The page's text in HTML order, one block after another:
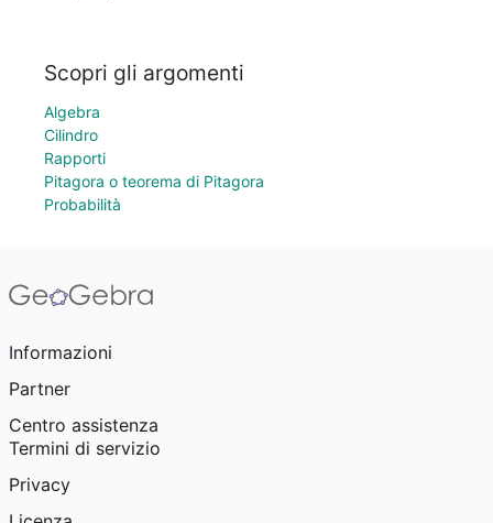
Scopri gli argomenti
Algebra
Cilindro
Rapporti
Pitagora o teorema di Pitagora
Probabilità
Informazioni
Partner
Centro assistenza
Termini di servizio
Privacy